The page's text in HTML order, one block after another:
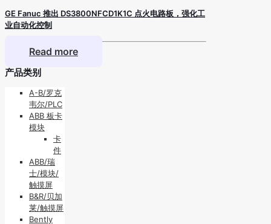
GE Fanuc 推出 DS3800NFCD1K1C 点火电路板，强化工
业自动化控制
Read more
产品类别
A-B/罗克
韦尔/PLC
ABB 板卡
模块
卡
件
ABB/瑞
士/模块/
触摸屏
B&R/贝加
莱/触摸屏
Bently